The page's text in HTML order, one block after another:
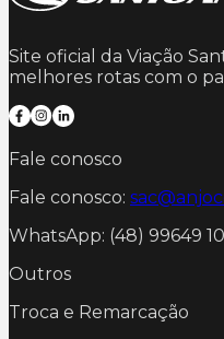
Site oficial da Viação
melhores rotas com o
Fale conosco
Fale conosco:
WhatsApp: (48) 99649
Outros
Troca e Remarcação